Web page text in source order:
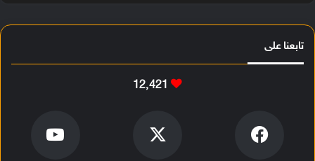
تابعنا على
12٬421